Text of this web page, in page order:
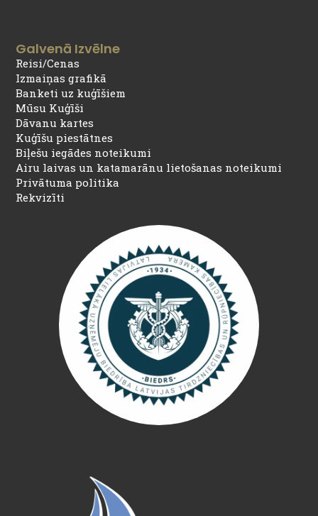
Galvenā Izvēlne
Reisi/Cenas
Izmaiņas grafikā
Banketi uz kuģīšiem
Mūsu Kuģīši
Dāvanu kartes
Kuģīšu piestātnes
Biļešu iegādes noteikumi
Airu laivas un katamarānu lietošanas noteikumi
Privātuma politika
Rekvizīti